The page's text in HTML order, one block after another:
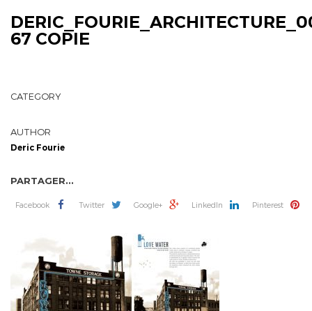
67 COPIE
CATEGORY
AUTHOR
Deric Fourie
PARTAGER...
Facebook Twitter Google+ LinkedIn Pinterest